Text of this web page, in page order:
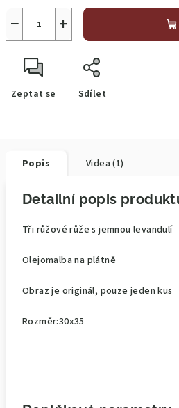
+
−
Zeptat se Sdílet
Popis Videa (1)
Detailní popis
Tři růžové růže s jemnou levandulí
Olejomalba na plátně
Obraz je originál, pouze jeden kus
Rozměr:30x35